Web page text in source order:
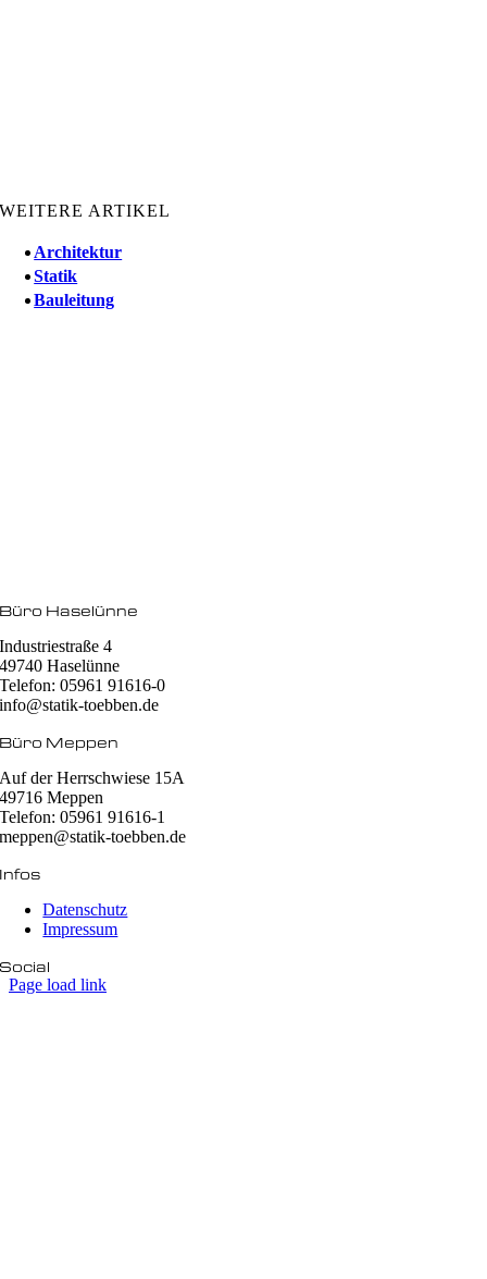
WEITERE ARTIKEL
Architektur
Statik
Bauleitung
Büro Haselünne
Industriestraße 4
49740 Haselünne
Telefon: 05961 91616-0
info@statik-toebben.de
Büro Meppen
Auf der Herrschwiese 15A
49716 Meppen
Telefon: 05961 91616-1
meppen@statik-toebben.de
Infos
Datenschutz
Impressum
Social
Page load link